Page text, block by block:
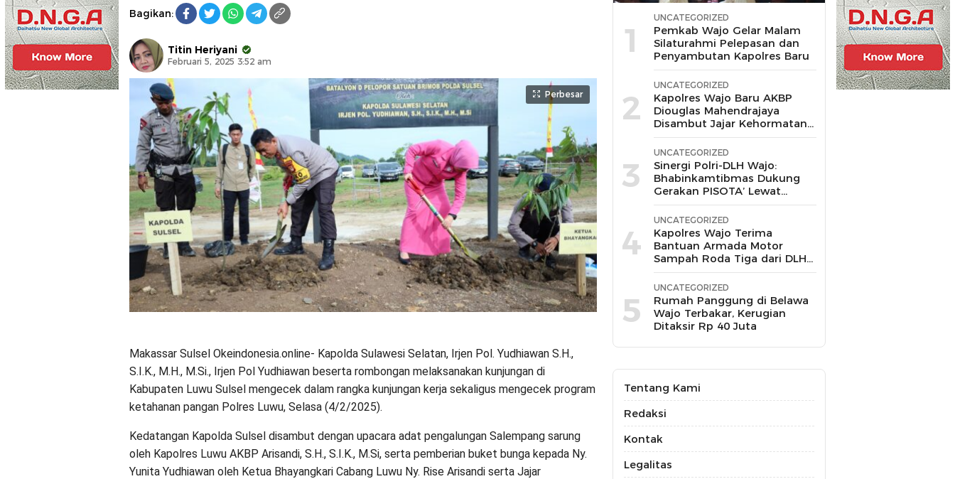
Bagikan:
Titin Heriyani
Februari 5, 2025 3:52 am
Perbesar
Makassar Sulsel Okeindonesia.online- Kapolda Sulawesi Selatan, Irjen Pol. Yudhiawan S.H.,
S.I.K., M.H., M.Si., Irjen Pol Yudhiawan beserta rombongan melaksanakan kunjungan di
Kabupaten Luwu Sulsel mengecek dalam rangka kunjungan kerja sekaligus mengecek program
ketahanan pangan Polres Luwu, Selasa (4/2/2025).
Kedatangan Kapolda Sulsel disambut dengan upacara adat pengalungan Salempang sarung
oleh Kapolres Luwu AKBP Arisandi, S.H., S.I.K., M.Si, serta pemberian buket bunga kepada Ny.
Yunita Yudhiawan oleh Ketua Bhayangkari Cabang Luwu Ny. Rise Arisandi serta Jajar
1
UNCATEGORIZED
Pemkab Wajo Gelar Malam
Silaturahmi Pelepasan dan
Penyambutan Kapolres Baru
2
UNCATEGORIZED
Kapolres Wajo Baru AKBP
Diouglas Mahendrajaya
Disambut Jajar Kehormatan
dan Tari Padduppa
3
UNCATEGORIZED
Sinergi Polri-DLH Wajo:
Bhabinkamtibmas Dukung
Gerakan PISOTA’ Lewat
Motor Sampah
4
UNCATEGORIZED
Kapolres Wajo Terima
Bantuan Armada Motor
Sampah Roda Tiga dari DLH
untuk Dukung Gerakan
Peduli Lingkungan
5
UNCATEGORIZED
Rumah Panggung di Belawa
Wajo Terbakar, Kerugian
Ditaksir Rp 40 Juta
Tentang Kami
Redaksi
Kontak
Legalitas